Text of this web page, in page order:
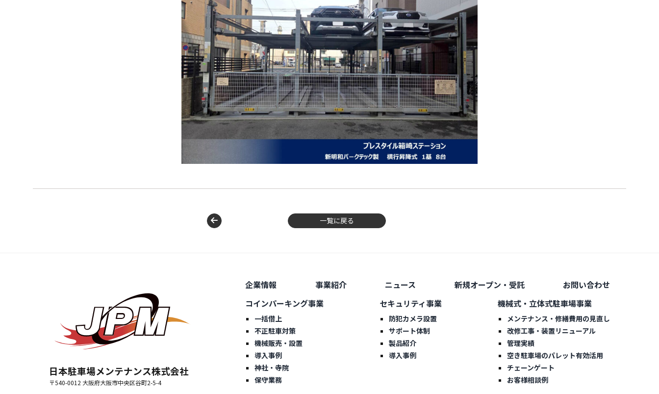
一覧に戻る
日本駐車場メンテナンス株式会社
〒540-0012 大阪府大阪市中央区谷町2-5-4
企業情報 事業紹介 ニュース 新規オープン・受託
お問い合わせ
コインパーキング事業
一括借上
不正駐車対策
機械販売・設置
導入事例
神社・寺院
保守業務
セキュリティ事業
防犯カメラ設置
サポート体制
製品紹介
導入事例
機械式・立体式駐車場事業
メンテナンス・修繕費用の見直し
改修工事・装置リニューアル
管理実績
空き駐車場のパレット有効活用
チェーンゲート
お客様相談例